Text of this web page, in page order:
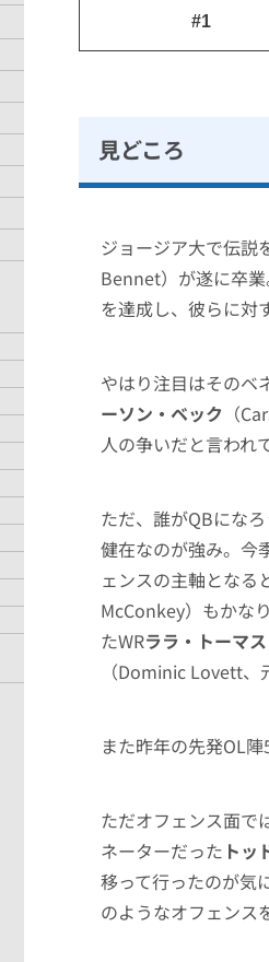
#1
見どころ
ジョージア大で伝説
Bennet）が遂に卒
を達成し、彼らに対
やはり注目はそのベ
ーソン・ベック （
人の争いだと言われ
ただ、誰がQBにな
健在なのが強み。今
ェンスの主軸となる
McConkey）もかな
たWRララ・トーマス
（Dominic Lovett、
また昨年の先発OL
ただオフェンス面で
ネーターだった トッ
移って行ったのが気
のようなオフェンス